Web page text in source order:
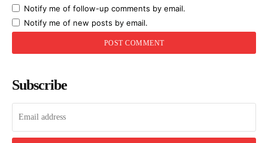
Notify me of follow-up comments by email.
Notify me of new posts by email.
Subscribe